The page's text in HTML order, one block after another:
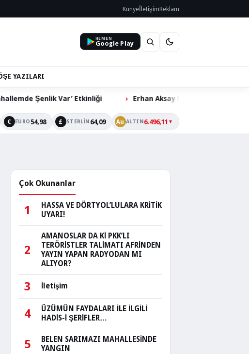
KünyeİletişimReklam
HEMEN
Google Play
YAZILARI
Var’ Etkinliği Erhan Aksay Futbol Turnuvası’nda Çeyrek
€ EURO 54,98 £ STERLIN 64,09 Au ALTIN 6.496,11 ▼
Çok Okunanlar
1
HASSA VE DÖRTYOL’LULARA KRİTİK
UYARI!
2
AMANOSLAR DA Kİ PKK’LI
TERÖRİSTLER TALİMATI AFRİNDEN
YAYIN YAPAN RADYODAN MI
ALIYOR?
3 İletişim
4
ÜZÜMÜN FAYDALARI İLE İLGİLİ
HADİS-İ ŞERİFLER…
5
BELEN SARIMAZI MAHALLESİNDE
YANGIN